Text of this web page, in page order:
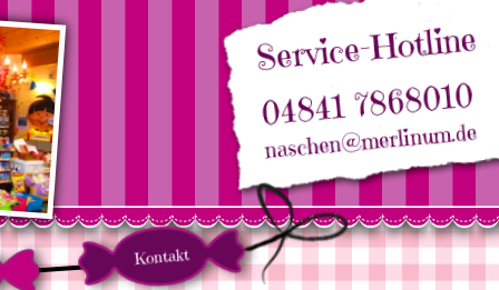
Service-Hotline
04841 7868010
naschen@merlinum.de
Kontakt